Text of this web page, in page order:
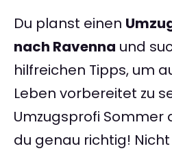
Du planst einen
nach Ravenna und
hilfreichen Tipps, um
Leben vorbereitet zu
Umzugsprofi Sommer
du genau richtig!